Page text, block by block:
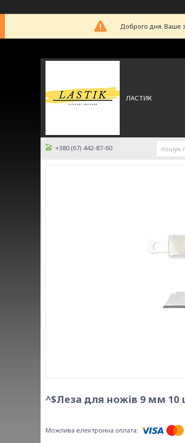
Доброго дня. Ваше
ЛАСТИК
+380 (67) 442-87-60
^$Леза для ножів 9 мм 10